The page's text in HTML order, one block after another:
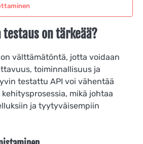
testaus on tärkeää?
on välttämätöntä, jotta voidaan
toiminnallisuus ja
testattu API voi vähentää
mikä johtaa
ja tyytyväisempiin